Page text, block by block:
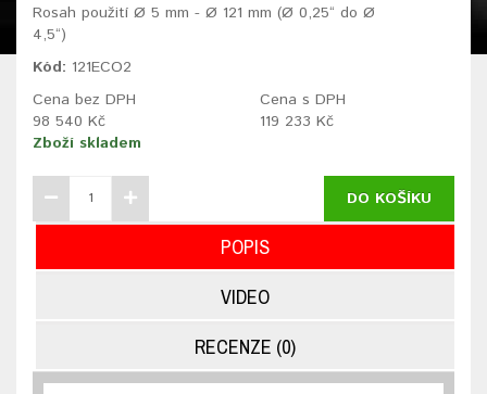
Rosah použití Ø 5 mm - Ø 121 mm (Ø 0,25“ do Ø
4,5“)
Kód: 121ECO2
Cena bez DPH
98 540 Kč
Cena s DPH
119 233 Kč
Zboží skladem
DO KOŠÍKU
POPIS
VIDEO
RECENZE (0)